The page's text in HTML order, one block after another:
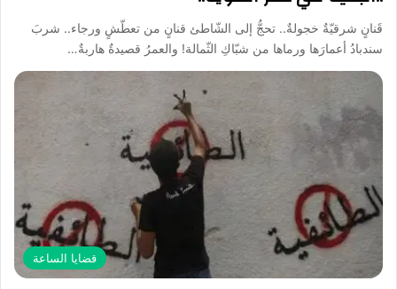
قَنانٍ شرقيّةٌ خجولةٌ.. تحجُّ إلى الشّاطئ قنانٍ من تعطّشٍ ورجاء.. شربَ
سندبادُ أعمارَها ورماها من شبّاكِ الثّمالة! والعمرُ قصيدةٌ هاربةٌ…
قضايا الساعة